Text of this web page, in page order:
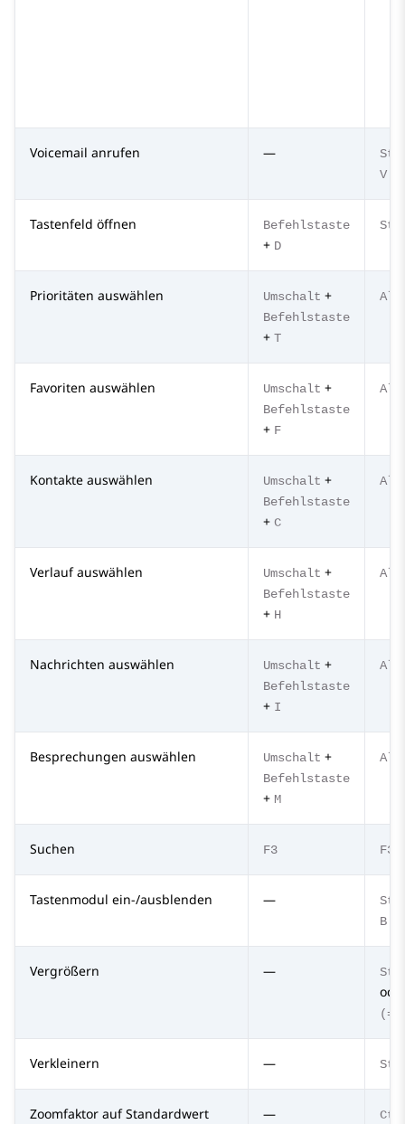
Voicemail anrufen —
V
Tastenfeld öffnen Befehlstaste
+ D
Prioritäten auswählen Umschalt +
Befehlstaste
+ T
Alt
Favoriten auswählen Umschalt +
Befehlstaste
+ F
Alt
Kontakte auswählen Umschalt +
Befehlstaste
+ C
Alt
Verlauf auswählen Umschalt +
Befehlstaste
+ H
Alt
Nachrichten auswählen Umschalt +
Befehlstaste
+ I
Alt
Besprechungen auswählen Umschalt +
Befehlstaste
+ M
Alt
Suchen F3 F3
Tastenmodul ein-/ausblenden —
B
Vergrößern —
(=)
Verkleinern —
Zoomfaktor auf Standardwert
—